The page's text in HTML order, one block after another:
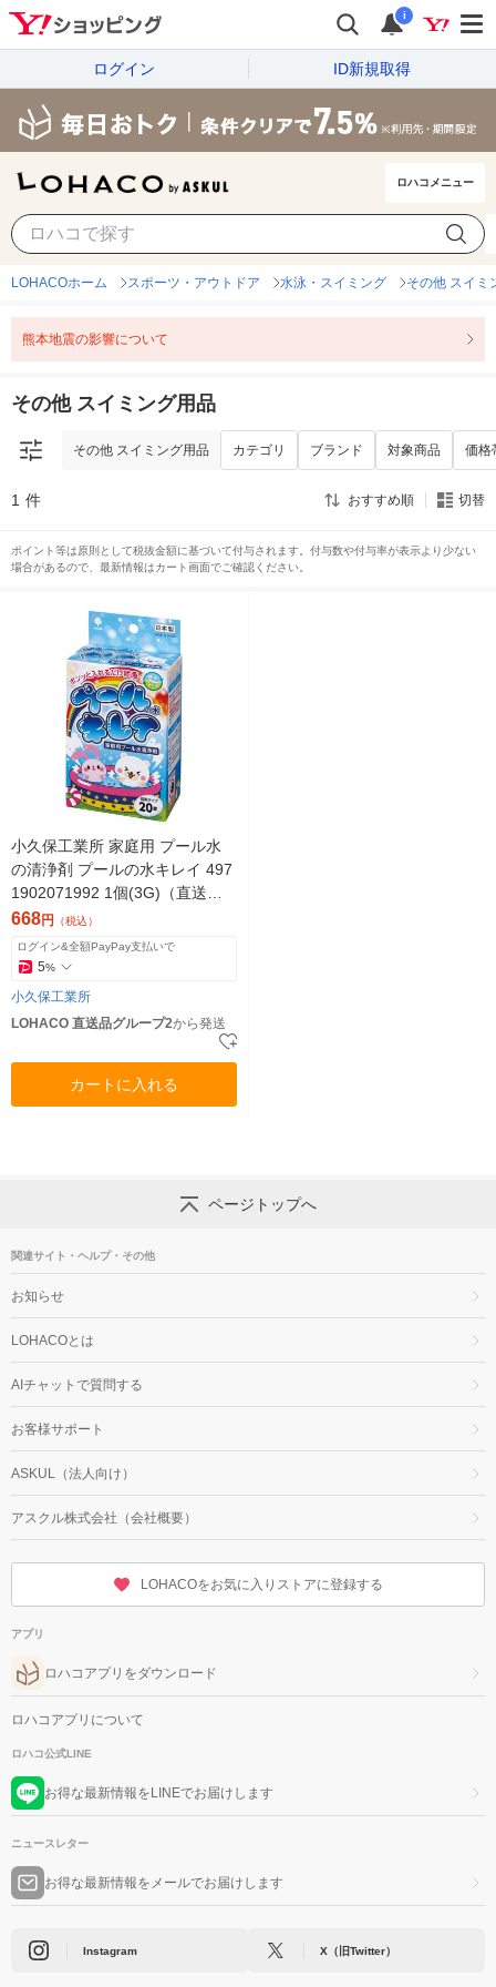
i
ログイン ID新規取得
ロハコメニュー
その他 スイミング用品 価格
LOHACOホーム スポーツ・アウトドア 水泳・スイミング その他 スイミ
熊本地震の影響について
その他 スイミング用品
その他 スイミング用品 カテゴリ ブランド 対象商品 価格
1 件 おすすめ順 切替
ポイント等は原則として税抜金額に基づいて付与されます。付与数や付与率が表示より少ない
場合があるので、最新情報はカート画面でご確認ください。
小久保工業所 家庭用 プール水
の清浄剤 プールの水キレイ 497
1902071992 1個(3G)（直送
品）
668円 （税込）
ログイン&全額PayPay支払いで
5%
小久保工業所
LOHACO 直送品グループ2から発送
カートに入れる
ページトップへ
関連サイト・ヘルプ・その他
お知らせ
LOHACOとは
AIチャットで質問する
お客様サポート
ASKUL（法人向け）
アスクル株式会社（会社概要）
LOHACOをお気に入りストアに登録する
アプリ
ロハコアプリをダウンロード
ロハコアプリについて
ロハコ公式LINE
お得な最新情報をLINEでお届けします
ニュースレター
お得な最新情報をメールでお届けします
Instagram X（旧Twitter）